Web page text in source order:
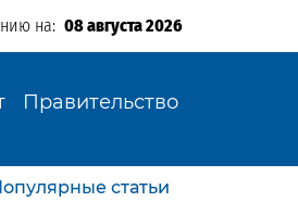
на: 08 августа 2026
Правительство
статьи